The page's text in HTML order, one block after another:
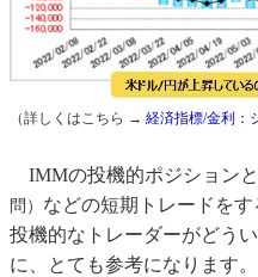
（詳しくはこちら → 経済指標/金利：
IMMの投機的ポジション
問） などの短期トレードをす
投機的なトレーダーがどう
に、とても参考になります。